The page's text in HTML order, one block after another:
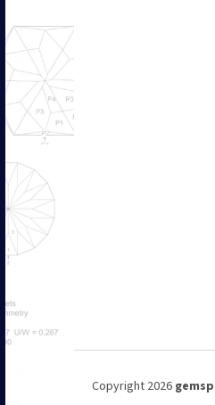
a
t
Copyright 2026